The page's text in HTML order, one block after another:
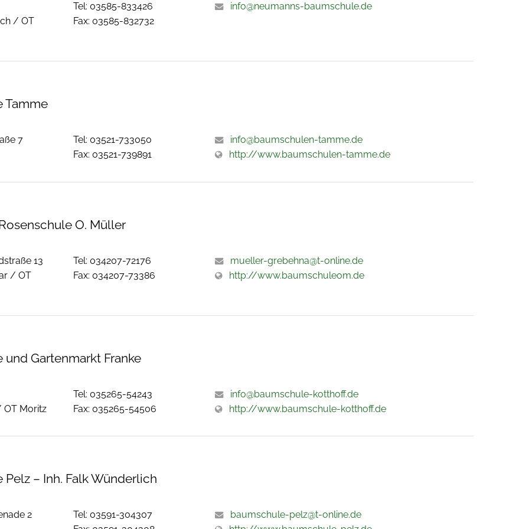
/ OT
Tel: 03585-833426
Fax: 03585-832732
info@neumanns-baumschule.de
Tamme
7
Tel: 03521-733050
Fax: 03521-739891
info@baumschulen-tamme.de
http://www.baumschulen-tamme.de
O. Müller
13
/ OT
Tel: 034207-72176
Fax: 034207-73386
mueller-grebehna@t-online.de
http://www.baumschuleom.de
und Gartenmarkt Franke
OT Moritz
Tel: 035265-54243
Fax: 035265-54506
info@baumschule-kotthoff.de
http://www.baumschule-kotthoff.de
Pelz – Inh. Falk Wünderlich
2
Tel: 03591-304307
baumschule-pelz@t-online.de